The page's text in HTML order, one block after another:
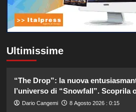
Ultimissime
“The Drop”: la nuova
l’universo di “Snowfall”. Scoprila
Dario Cangemi 8 Agosto 2026 : 0:15